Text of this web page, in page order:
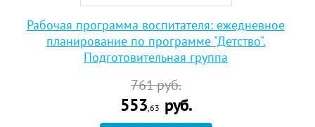
Рабочая программа воспитателя: ежедневное
планирование по программе "Детство".
Подготовительная группа
761руб.
553,63 руб.